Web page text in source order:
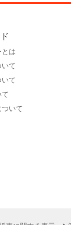
は
て
て
いて